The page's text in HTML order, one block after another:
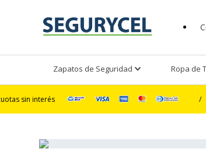
Zapatos de Seguridad Ropa de
/ 🚚